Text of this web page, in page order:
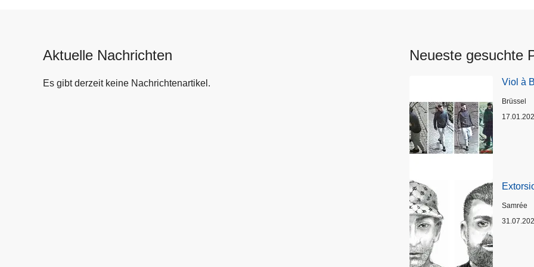
Aktuelle Nachrichten
Es gibt derzeit keine Nachrichtenartikel.
Neueste gesuchte
Viol à
Standort
Brüssel
Standort
Samrée